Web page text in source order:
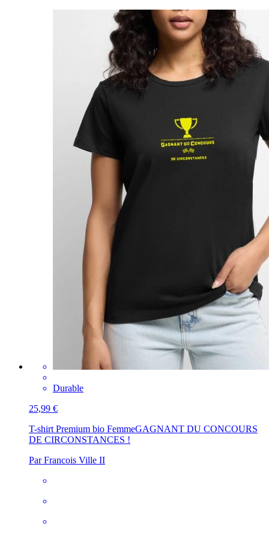
Durable
25,99 €
T-shirt Premium bio FemmeGAGNANT DU CONCOURS
DE CIRCONSTANCES !
Par Francois Ville II